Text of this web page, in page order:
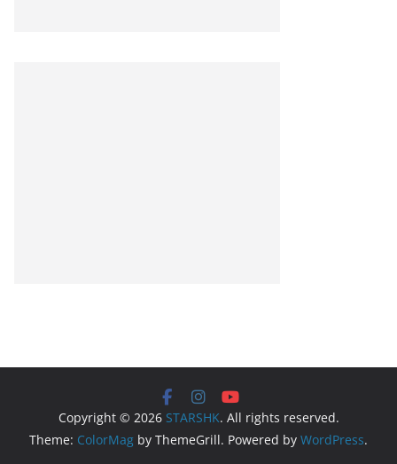
Copyright © 2026 STARSHK. All rights reserved.
Theme: ColorMag by ThemeGrill. Powered by WordPress.